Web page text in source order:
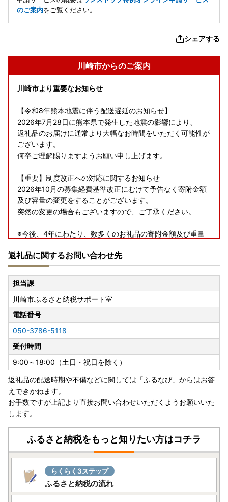
のご案内をご覧ください。
シェアする
川崎市からのご案内
川崎市より重要なお知らせ
【令和8年熊本地震に伴う配送遅延のお知らせ】
2026年7月28日に熊本県で発生した地震の影響により、
返礼品のお届けに通常より大幅なお時間をいただく可能性が
ございます。
何卒ご理解賜りますようお願い申し上げます。
【重要】制度改正への対応に関するお知らせ
2026年10月の募集経費基準改正にむけて予告なく寄附金額
及び容量の変更をすることがございます。
突然の変更の場合もございますので、ご了承ください。
※今後、4年にわたり、数多くのお礼品の寄附金額及び重量
スタッフに限りがあることから、あらかじめ変更内容をお
伝えすることが難しくなりました。
ルールに基づいたふるさと納税の運用に資するため何卒ご
容赦賜り、
引き続き神奈川県川崎市の応援をよろしくお願いいたしま
す。
返礼品に関するお問い合わせ先
担当課
川崎市ふるさと納税サポート室
電話番号
050-3786-5118
受付時間
9:00～18:00（土日・祝日を除く）
返礼品の配送時期や不備などに関しては「ふるなび」からはお答
えできかねます。
お手数ですが上記より直接お問い合わせいただくようお願いいた
します。
ふるさと納税をもっと知りたい方はコチラ
らくらく3ステップ
ふるさと納税の流れ